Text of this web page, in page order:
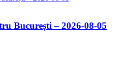
București – 2026-08-05